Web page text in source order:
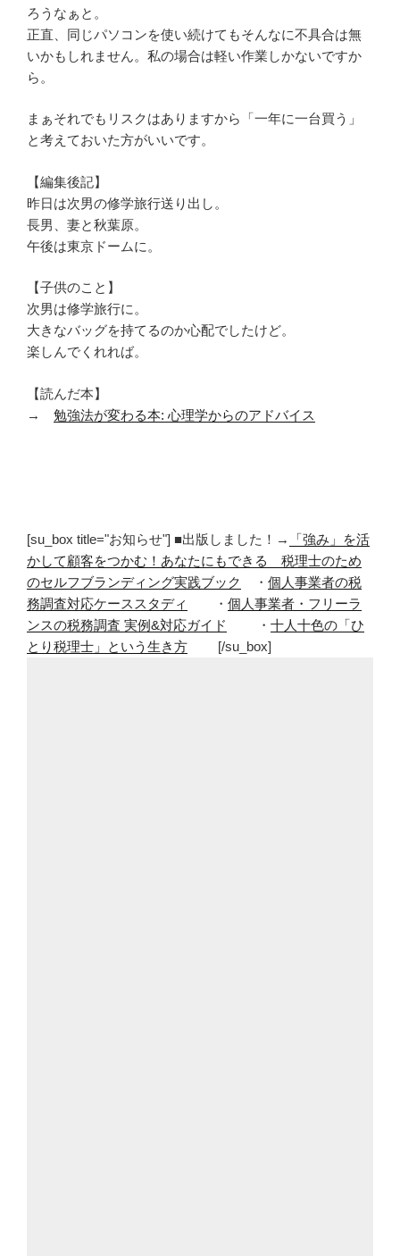
ろうなぁと。
正直、同じパソコンを使い続けてもそんなに不具合は無
いかもしれません。私の場合は軽い作業しかないですか
ら。
まぁそれでもリスクはありますから「一年に一台買う」
と考えておいた方がいいです。
【編集後記】
昨日は次男の修学旅行送り出し。
長男、妻と秋葉原。
午後は東京ドームに。
【子供のこと】
次男は修学旅行に。
大きなバッグを持てるのか心配でしたけど。
楽しんでくれれば。
【読んだ本】
→ 勉強法が変わる本: 心理学からのアドバイス
[su_box title="お知らせ"] ■出版しました！→
「強み」を活
かして顧客をつかむ！あなたにもできる 税理士のため
のセルフブランディング実践ブック
・ 個人事業者の税
務調査対応ケーススタディ
・ 個人事業者・フリーラ
ンスの税務調査 実例&対応ガイド
・ 十人十色の「ひ
とり税理士」という生き方 [/su_box]